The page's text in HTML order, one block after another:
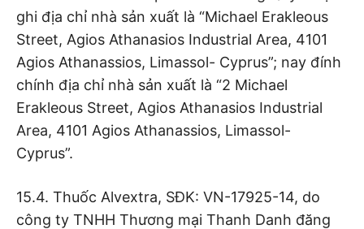
ghi địa chỉ nhà sản xuất là “Michael Erakleous
Street, Agios Athanasios Industrial Area, 4101
Agios Athanassios, Limassol- Cyprus”; nay đính
chính địa chỉ nhà sản xuất là “2 Michael
Erakleous Street, Agios Athanasios Industrial
Area, 4101 Agios Athanassios, Limassol-
Cyprus”.
15.4. Thuốc Alvextra, SĐK: VN-17925-14, do
công ty TNHH Thương mại Thanh Danh đăng